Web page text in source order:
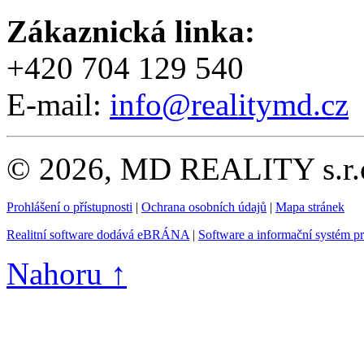
Zákaznická linka:
+420 704 129 540
E-mail: info@realitymd.cz
© 2026, MD REALITY
Prohlášení o přístupnosti | Ochrana osobních údajů | Mapa stránek
Realitní software dodává eBRÁNA | Software a informační systém
Nahoru ↑